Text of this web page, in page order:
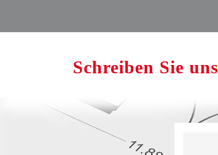
Schreiben Sie uns